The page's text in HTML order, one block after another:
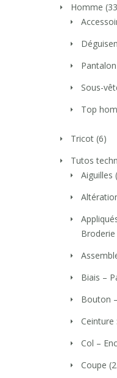
Homme
Sous-
Top
Tricot (6)
Tutos
Aiguilles
Broderie
Biais –
Bouton
Ceinture
Col –
Coupe